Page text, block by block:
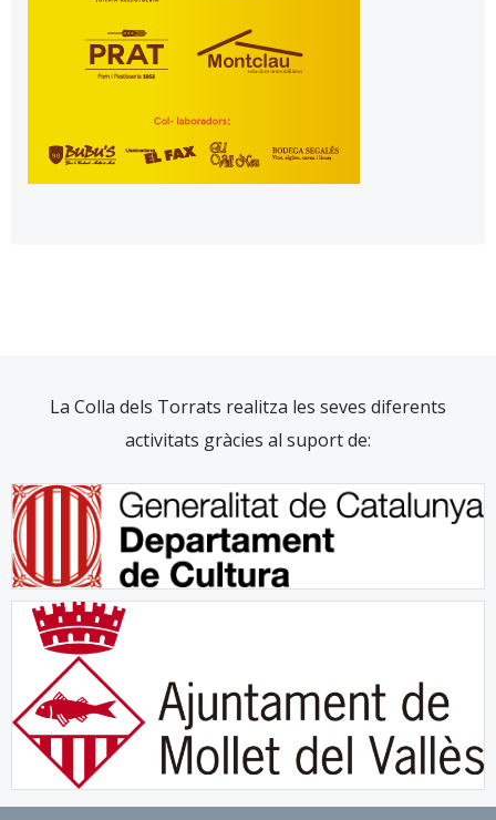
La Colla dels Torrats realitza les seves diferents
activitats gràcies al suport de: